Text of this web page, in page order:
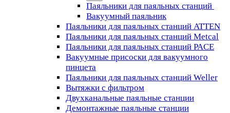
Паяльники для паяльных станций
Вакуумный паяльник
Паяльники для паяльных станций ATTEN
Паяльники для паяльных станций Metcal
Паяльники для паяльных станций PACE
Вакуумные присоски для вакуумного
пинцета
Паяльники для паяльных станций Weller
Вытяжки с фильтром
Двухканальные паяльные станции
Демонтажные паяльные станции